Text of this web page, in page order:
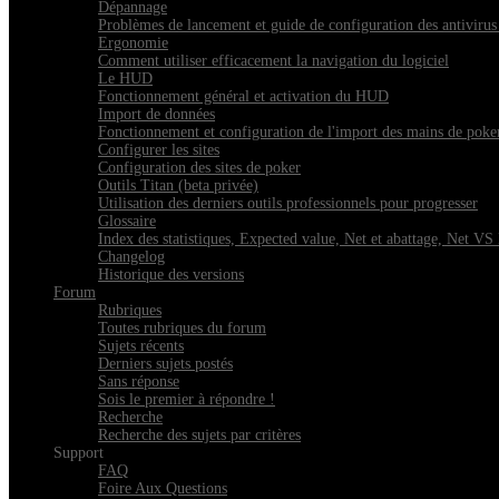
Dépannage
Problèmes de lancement et guide de configuration des
Ergonomie
Comment utiliser efficacement la navigation du logiciel
Le HUD
Fonctionnement général et activation du HUD
Import de données
Fonctionnement et configuration de l'import des mains de
Configurer les sites
Configuration des sites de poker
Outils Titan (beta privée)
Utilisation des derniers outils professionnels pour progresser
Glossaire
Index des statistiques, Expected value, Net et abattage, Net
Changelog
Historique des versions
Forum
Rubriques
Toutes rubriques du forum
Sujets récents
Derniers sujets postés
Sans réponse
Sois le premier à répondre !
Recherche
Recherche des sujets par critères
Support
FAQ
Foire Aux Questions